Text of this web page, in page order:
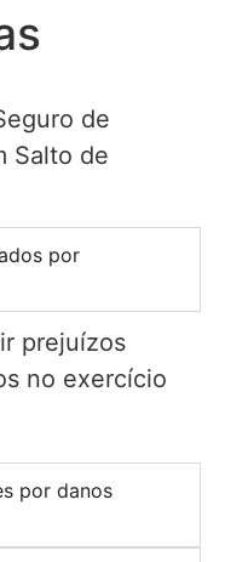
de
Salto de
por
prejuízos
no exercício
por danos